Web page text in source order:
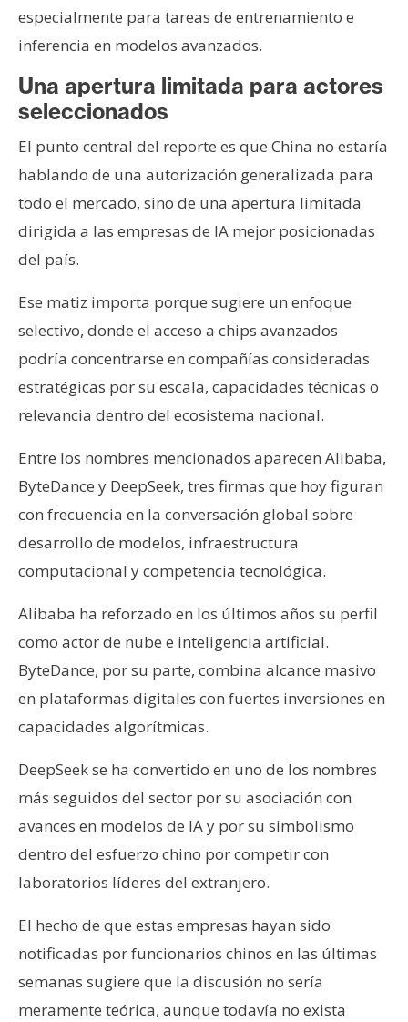
especialmente para tareas de entrenamiento e
inferencia en modelos avanzados.
Una apertura limitada para actores
seleccionados
El punto central del reporte es que China no estaría
hablando de una autorización generalizada para
todo el mercado, sino de una apertura limitada
dirigida a las empresas de IA mejor posicionadas
del país.
Ese matiz importa porque sugiere un enfoque
selectivo, donde el acceso a chips avanzados
podría concentrarse en compañías consideradas
estratégicas por su escala, capacidades técnicas o
relevancia dentro del ecosistema nacional.
Entre los nombres mencionados aparecen Alibaba,
ByteDance y DeepSeek, tres firmas que hoy figuran
con frecuencia en la conversación global sobre
desarrollo de modelos, infraestructura
computacional y competencia tecnológica.
Alibaba ha reforzado en los últimos años su perfil
como actor de nube e inteligencia artificial.
ByteDance, por su parte, combina alcance masivo
en plataformas digitales con fuertes inversiones en
capacidades algorítmicas.
DeepSeek se ha convertido en uno de los nombres
más seguidos del sector por su asociación con
avances en modelos de IA y por su simbolismo
dentro del esfuerzo chino por competir con
laboratorios líderes del extranjero.
El hecho de que estas empresas hayan sido
notificadas por funcionarios chinos en las últimas
semanas sugiere que la discusión no sería
meramente teórica, aunque todavía no exista